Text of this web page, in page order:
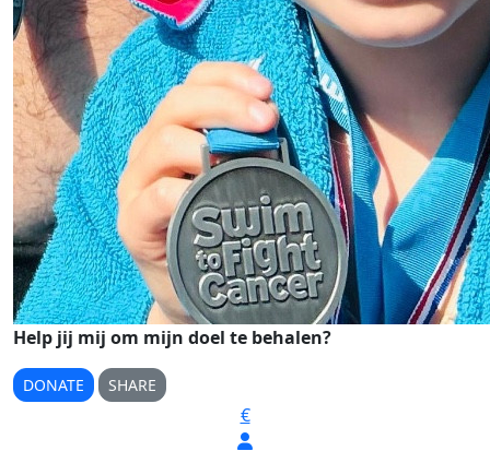
Help jij mij om mijn doel te behalen?
DONATE SHARE
€